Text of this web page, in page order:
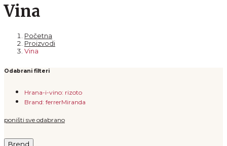
Vina
Početna
Proizvodi
Vina
Odabrani filteri
Hrana-i-vino: rizoto
Brand: ferrerMiranda
poništi sve odabrano
Brend